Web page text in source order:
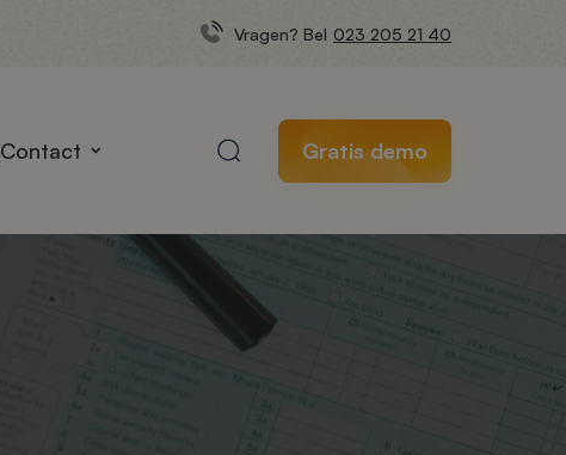
Vragen? Bel 023 205 21 40
Contact Gratis demo